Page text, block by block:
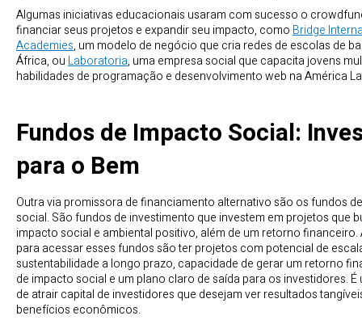
Algumas iniciativas educacionais usaram com sucesso o
financiar seus projetos e expandir seu impacto, como Bridge
Academies, um modelo de negócio que cria redes de escolas de
África, ou Laboratoria, uma empresa social que capacita jovens
habilidades de programação e desenvolvimento web na América
Fundos de Impacto Social:
para o Bem
Outra via promissora de financiamento alternativo são os fundos
social. São fundos de investimento que investem em projetos que
impacto social e ambiental positivo, além de um retorno financeiro.
para acessar esses fundos são ter projetos com potencial de
sustentabilidade a longo prazo, capacidade de gerar um retorno
de impacto social e um plano claro de saída para os investidores.
de atrair capital de investidores que desejam ver resultados
benefícios econômicos.